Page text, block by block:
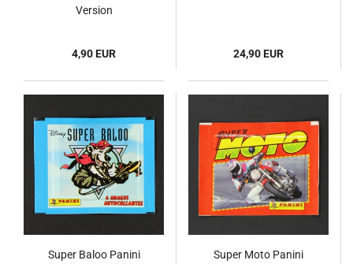
Version
4,90 EUR 24,90 EUR
Super Baloo Panini
Super Moto Panini